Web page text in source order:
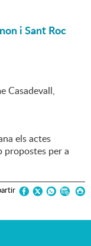
i Sant Roc
Casadevall,
els actes
propostes per a